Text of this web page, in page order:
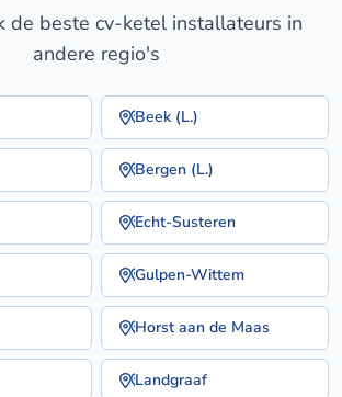
de beste cv-ketel installateurs in
andere regio's
Beek (L.)
Bergen (L.)
Echt-Susteren
Gulpen-Wittem
Horst aan de Maas
Landgraaf